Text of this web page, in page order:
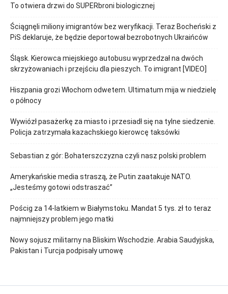
To otwiera drzwi do SUPERbroni biologicznej
Ściągnęli miliony imigrantów bez weryfikacji. Teraz Bocheński z
PiS deklaruje, że będzie deportował bezrobotnych Ukraińców
Śląsk. Kierowca miejskiego autobusu wyprzedzał na dwóch
skrzyżowaniach i przejściu dla pieszych. To imigrant [VIDEO]
Hiszpania grozi Włochom odwetem. Ultimatum mija w niedzielę
o północy
Wywiózł pasażerkę za miasto i przesiadł się na tylne siedzenie.
Policja zatrzymała kazachskiego kierowcę taksówki
Sebastian z gór: Bohaterszczyzna czyli nasz polski problem
Amerykańskie media straszą, że Putin zaatakuje NATO.
„Jesteśmy gotowi odstraszać”
Pościg za 14-latkiem w Białymstoku. Mandat 5 tys. zł to teraz
najmniejszy problem jego matki
Nowy sojusz militarny na Bliskim Wschodzie. Arabia Saudyjska,
Pakistan i Turcja podpisały umowę